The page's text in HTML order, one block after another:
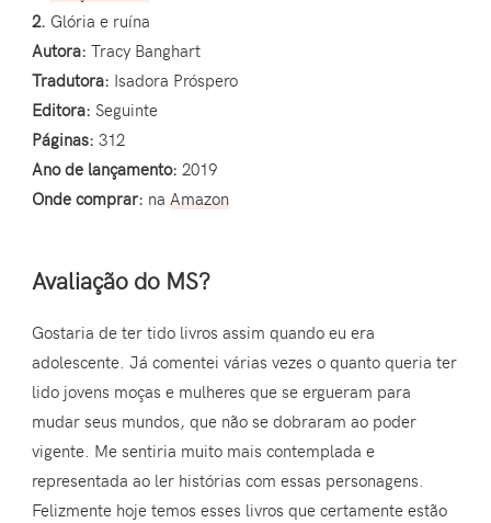
2. Glória e ruína
Autora: Tracy Banghart
Tradutora: Isadora Próspero
Editora: Seguinte
Páginas: 312
Ano de lançamento: 2019
Onde comprar: naAmazon
Avaliação do MS?
Gostaria de ter tido livros assim quando eu era
adolescente. Já comentei várias vezes o quanto queria ter
lido jovens moças e mulheres que se ergueram para
mudar seus mundos, que não se dobraram ao poder
vigente. Me sentiria muito mais contemplada e
representada ao ler histórias com essas personagens.
Felizmente hoje temos esses livros que certamente estão